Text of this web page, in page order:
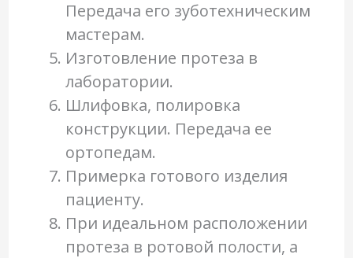
Передача его зуботехническим
мастерам.
Изготовление протеза в
лаборатории.
Шлифовка, полировка
конструкции. Передача ее
ортопедам.
Примерка готового изделия
пациенту.
При идеальном расположении
протеза в ротовой полости, а